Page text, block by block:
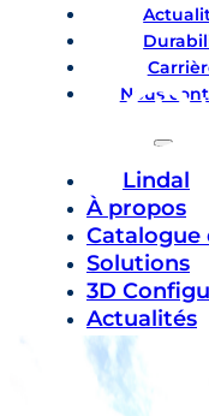
Nous
Lindal
À propos
Catalogue
Solutions
3D
Actualités
Durabilité
Carrières
Nous